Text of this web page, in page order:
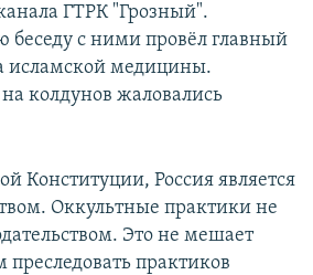
ГТРК "Грозный".
беседу с ними провёл главный
исламской медицины.
колдунов жаловались
Конституции, Россия является
Оккультные практики не
Это не мешает
преследовать практиков